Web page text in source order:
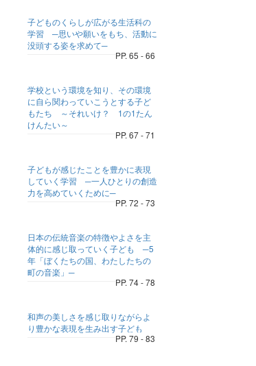
子どものくらしが広がる生活科の
学習 ─思いや願いをもち、活動に
没頭する姿を求めて─
PP. 65 - 66
学校という環境を知り、その環境
に自ら関わっていこうとする子ど
もたち ～それいけ？ 1の1たん
けんたい～
PP. 67 - 71
子どもが感じたことを豊かに表現
していく学習 ─一人ひとりの創造
力を高めていくために─
PP. 72 - 73
日本の伝統音楽の特徴やよさを主
体的に感じ取っていく子ども ─5
年「ぼくたちの国、わたしたちの
町の音楽」─
PP. 74 - 78
和声の美しさを感じ取りながらよ
り豊かな表現を生み出す子ども
PP. 79 - 83